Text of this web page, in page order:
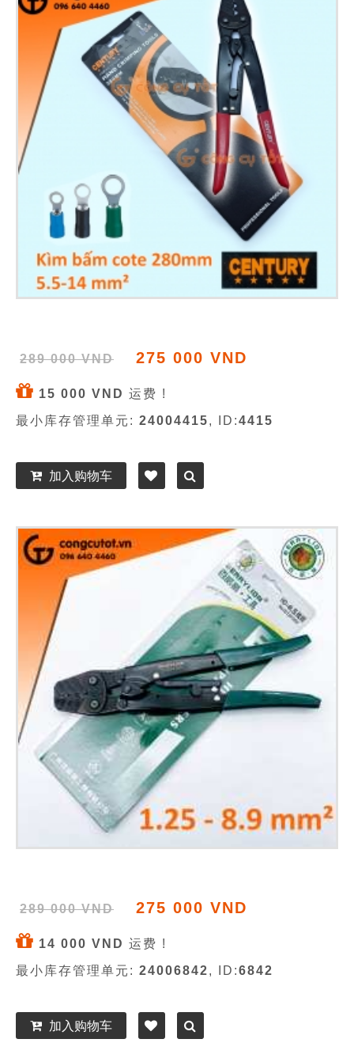
289 000 VND 275 000 VND
15 000 VND 运费 !
最小库存管理单元: 24004415, ID:4415
加入购物车
289 000 VND 275 000 VND
14 000 VND 运费 !
最小库存管理单元: 24006842, ID:6842
加入购物车